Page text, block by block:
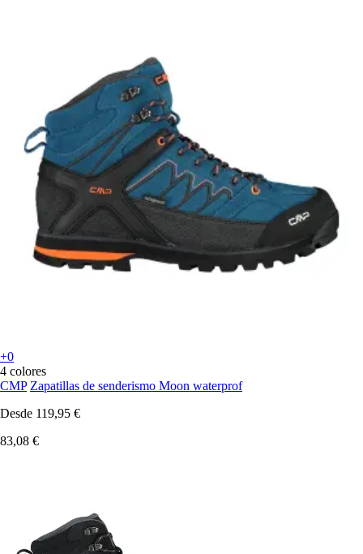
+0
4 colores
CMP Zapatillas de senderismo Moon waterprof
Desde 119,95 €
83,08 €